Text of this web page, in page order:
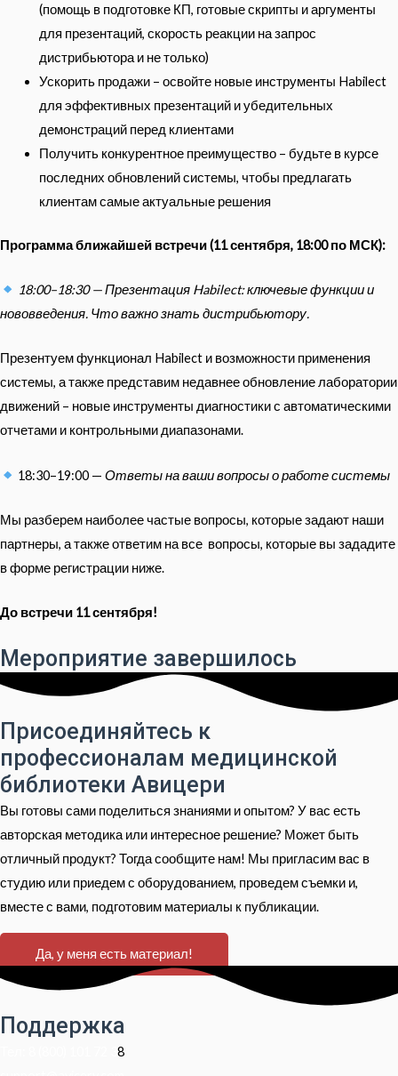
(помощь в подготовке КП, готовые скрипты и аргументы
для презентаций, скорость реакции на запрос
дистрибьютора и не только)
Ускорить продажи – освойте новые инструменты Habilect
для эффективных презентаций и убедительных
демонстраций перед клиентами
Получить конкурентное преимущество – будьте в курсе
последних обновлений системы, чтобы предлагать
клиентам самые актуальные решения
Программа ближайшей встречи (11 сентября, 18:00 по МСК):
18:00–18:30 — Презентация Habilect: ключевые функции и
нововведения. Что важно знать дистрибьютору.
Презентуем функционал Habilect и возможности применения
системы, а также представим недавнее обновление лаборатории
движений – новые инструменты диагностики с автоматическими
отчетами и контрольными диапазонами.
18:30–19:00 — Ответы на ваши вопросы о работе системы
Мы разберем наиболее частые вопросы, которые задают наши
партнеры, а также ответим на все вопросы, которые вы зададите
в форме регистрации ниже.
До встречи 11 сентября!
Мероприятие завершилось
Присоединяйтесь к
профессионалам медицинской
библиотеки Авицери
Вы готовы сами поделиться знаниями и опытом? У вас есть
авторская методика или интересное решение? Может быть
отличный продукт? Тогда сообщите нам! Мы пригласим вас в
студию или приедем с оборудованием, проведем съемки и,
вместе с вами, подготовим материалы к публикации.
Да, у меня есть материал!
Поддержка
8